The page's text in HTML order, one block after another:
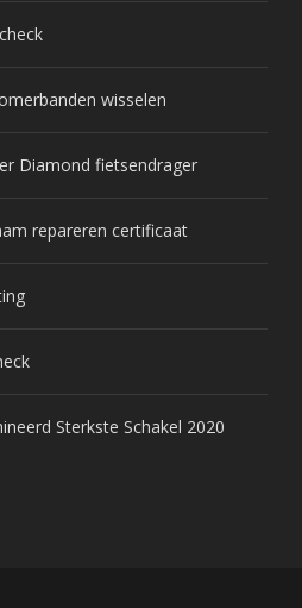
wisselen
Diamond fietsendrager
repareren certificaat
Sterkste Schakel 2020